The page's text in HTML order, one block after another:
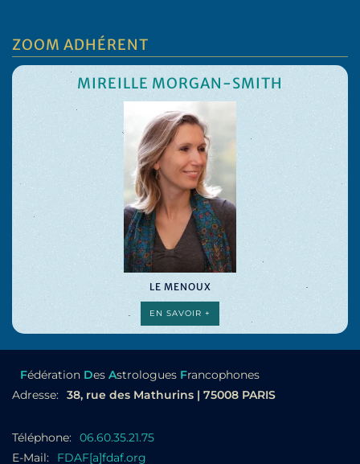
ZOOM ADHÉRENT
MIREILLE MORGAN-SMITH
LE MENOUX
EN SAVOIR +
Fédération Des Astrologues Francophones
Adresse:
38, rue des Mathurins | 75008 PARIS
Téléphone:
06.60.35.21.75
E-Mail:
FDAF[a]fdaf.org